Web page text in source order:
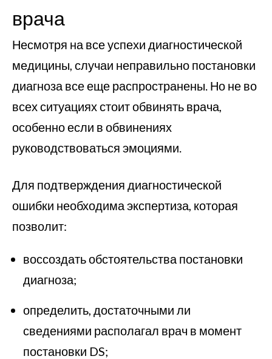
врача
Несмотря на все успехи диагностической
медицины, случаи неправильно постановки
диагноза все еще распространены. Но не во
всех ситуациях стоит обвинять врача,
особенно если в обвинениях
руководствоваться эмоциями.
Для подтверждения диагностической
ошибки необходима экспертиза, которая
позволит:
воссоздать обстоятельства постановки
диагноза;
определить, достаточными ли
сведениями располагал врач в момент
постановки DS;